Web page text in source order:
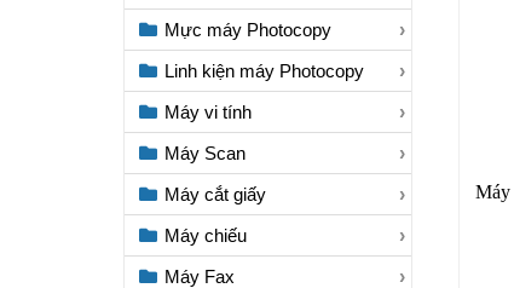
Máy
Mực máy Photocopy
Linh kiện máy Photocopy
Máy vi tính
Máy Scan
Máy cắt giấy
Máy chiếu
Máy Fax